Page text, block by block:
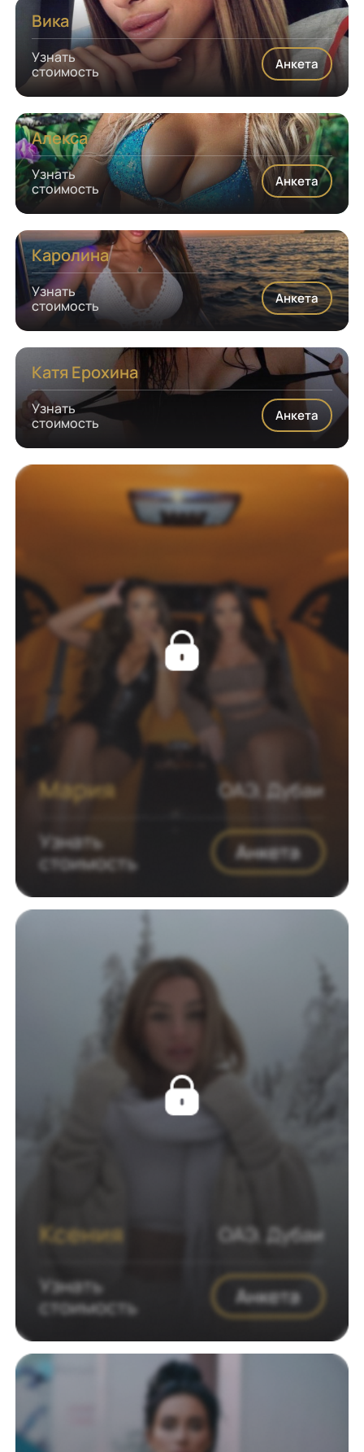
Вика
Узнать
стоимость
Анкета
Алекса
Узнать
стоимость
Анкета
Каролина
Узнать
стоимость
Анкета
Катя Ерохина
Узнать
стоимость
Анкета